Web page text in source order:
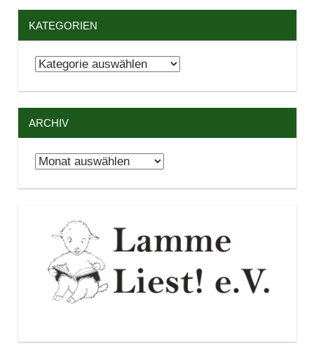
KATEGORIEN
Kategorien
ARCHIV
Archiv